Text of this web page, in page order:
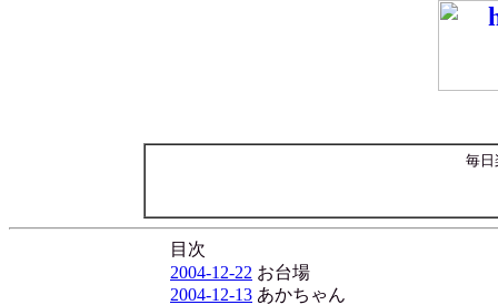
毎日
目次
2004-12-22 お台場
2004-12-13 あかちゃん